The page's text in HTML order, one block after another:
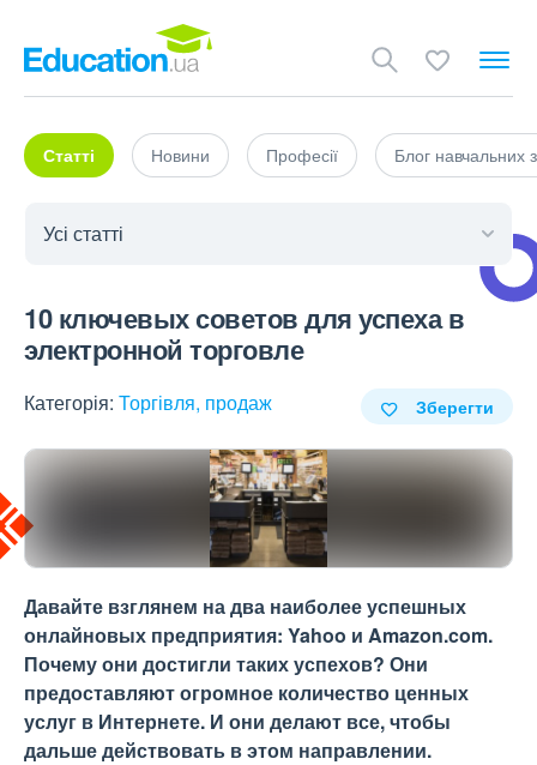
Статті Новини Професії Блог навчальних
10 ключевых советов для успеха в
электронной торговле
Категорія: Торгівля, продаж Зберегти
Давайте взглянем на два наиболее успешных
онлайновых предприятия: Yahoo и Amazon.com.
Почему они достигли таких успехов? Они
предоставляют огромное количество ценных
услуг в Интернете. И они делают все, чтобы
дальше действовать в этом направлении.